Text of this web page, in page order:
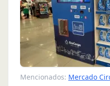
Mencionados: Mercado